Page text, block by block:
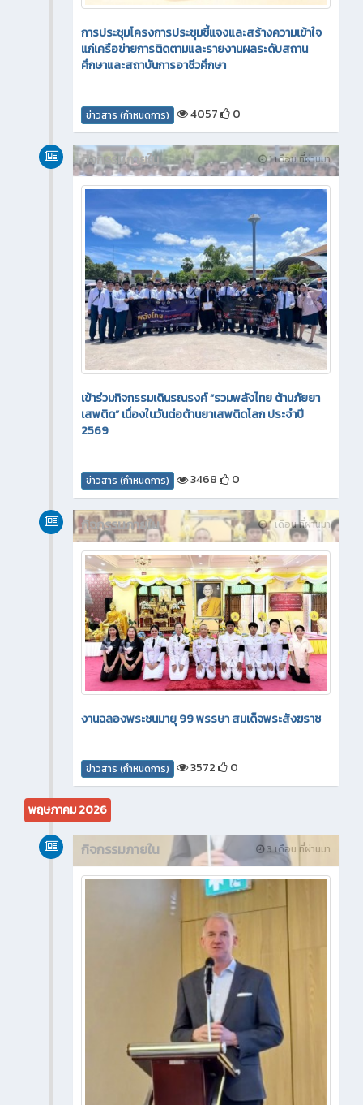
การประชุมโครงการประชุมชี้แจงและสร้างความเข้าใจ
แก่เครือข่ายการติดตามและรายงานผลระดับสถาน
ศึกษาและสถาบันการอาชีวศึกษา
ข่าวสาร (กำหนดการ) 4057 0
1 เดือน ที่ผ่านมา
กิจกรรมภายใน
เข้าร่วมกิจกรรมเดินรณรงค์ “รวมพลังไทย ต้านภัยยา
เสพติด” เนื่องในวันต่อต้านยาเสพติดโลก ประจำปี
2569
ข่าวสาร (กำหนดการ) 3468 0
1 เดือน ที่ผ่านมา
กิจกรรมภายใน
งานฉลองพระชนมายุ 99 พรรษา สมเด็จพระสังฆราช
ข่าวสาร (กำหนดการ) 3572 0
พฤษภาคม 2026
3 เดือน ที่ผ่านมา
กิจกรรมภายใน